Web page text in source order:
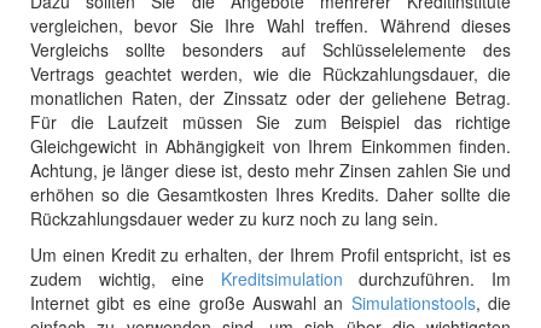
vergleichen, bevor Sie Ihre Wahl treffen. Während dieses
Vergleichs sollte besonders auf Schlüsselelemente des
Vertrags geachtet werden, wie die Rückzahlungsdauer, die
monatlichen Raten, der Zinssatz oder der geliehene Betrag.
Für die Laufzeit müssen Sie zum Beispiel das richtige
Gleichgewicht in Abhängigkeit von Ihrem Einkommen finden.
Achtung, je länger diese ist, desto mehr Zinsen zahlen Sie und
erhöhen so die Gesamtkosten Ihres Kredits. Daher sollte die
Rückzahlungsdauer weder zu kurz noch zu lang sein.
Um einen Kredit zu erhalten, der Ihrem Profil entspricht, ist es
zudem wichtig, eine Kreditsimulation durchzuführen. Im
Internet gibt es eine große Auswahl an Simulationstools, die